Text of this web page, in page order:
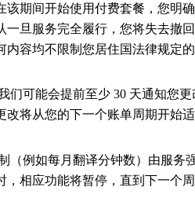
该期间开始使用付费套餐，您明
一旦服务完全履行，您将失去撤回
内容均不限制您居住国法律规定
们可能会提前至少 30 天通知您更
改将从您的下一个账单周期开始适
（例如每月翻译分钟数）由服务
，相应功能将暂停，直到下一个